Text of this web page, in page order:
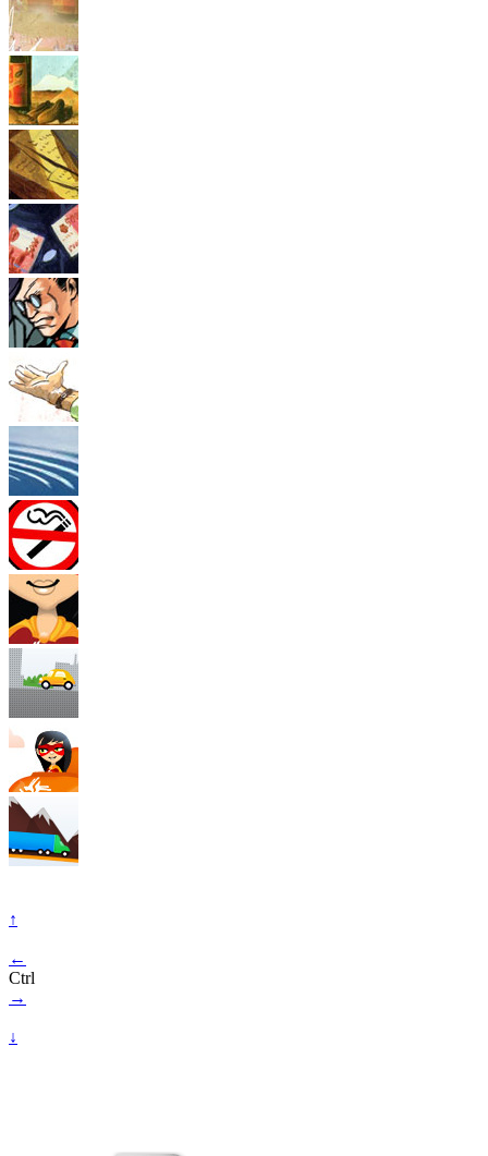
↑
←
Ctrl
→
↓